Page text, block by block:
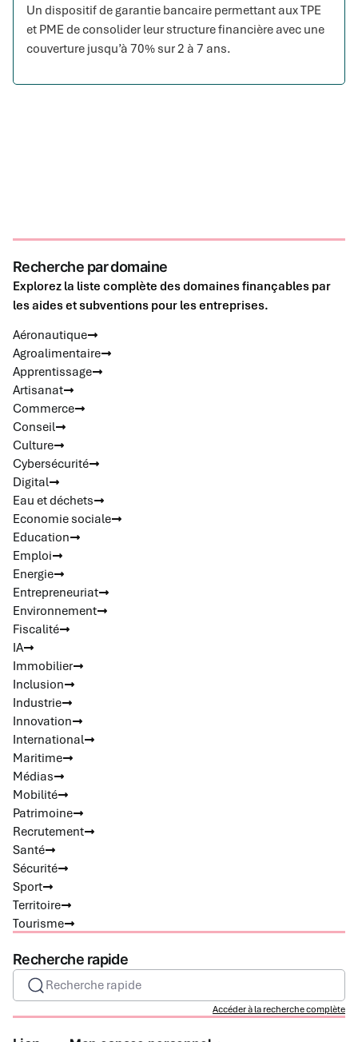
Un dispositif de garantie bancaire permettant aux TPE
et PME de consolider leur structure financière avec une
couverture jusqu’à 70% sur 2 à 7 ans.
Recherche par domaine
Explorez la liste complète des domaines finançables par
les aides et subventions pour les entreprises.
Aéronautique
Agroalimentaire
Apprentissage
Artisanat
Commerce
Conseil
Culture
Cybersécurité
Digital
Eau et déchets
Economie sociale
Education
Emploi
Energie
Entrepreneuriat
Environnement
Fiscalité
IA
Immobilier
Inclusion
Industrie
Innovation
International
Maritime
Médias
Mobilité
Patrimoine
Recrutement
Santé
Sécurité
Sport
Territoire
Tourisme
Recherche rapide
Recherche rapide
Accéder à la recherche complète